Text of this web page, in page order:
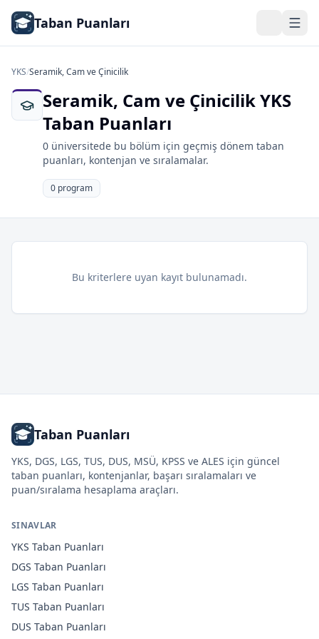
Taban Puanları
YKS/Seramik, Cam ve Çinicilik
Seramik, Cam ve Çinicilik YKS
Taban Puanları
0 üniversitede bu bölüm için geçmiş dönem taban
puanları, kontenjan ve sıralamalar.
0 program
Bu kriterlere uyan kayıt bulunamadı.
Taban Puanları
YKS, DGS, LGS, TUS, DUS, MSÜ, KPSS ve ALES için güncel
taban puanları, kontenjanlar, başarı sıralamaları ve
puan/sıralama hesaplama araçları.
SINAVLAR
YKS Taban Puanları
DGS Taban Puanları
LGS Taban Puanları
TUS Taban Puanları
DUS Taban Puanları